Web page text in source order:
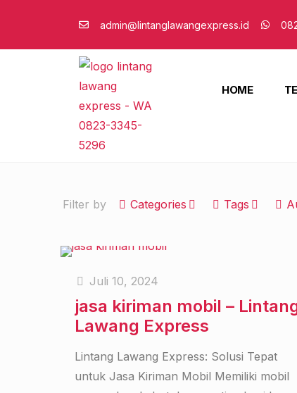
admin@lintanglawangexpress.id
HOME
Filter by Categories Tags
Juli 10, 2024
jasa kiriman mobil –
Lawang Express
Lintang Lawang Express: Solusi Tepat
untuk Jasa Kiriman Mobil Memiliki mobil